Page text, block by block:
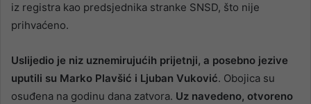
iz registra kao predsjednika stranke SNSD, što nije
prihvaćeno.
Uslijedio je niz uznemirujućih prijetnji, a posebno jezive
uputili su Marko Plavšić i Ljuban Vuković. Obojica su
osuđena na godinu dana zatvora. Uz navedeno, otvoreno